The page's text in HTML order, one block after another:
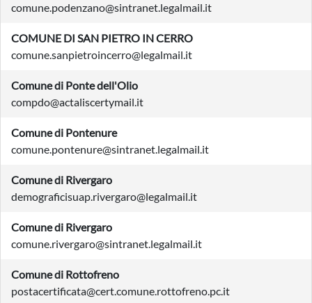
comune.podenzano@sintranet.legalmail.it
COMUNE DI SAN PIETRO IN CERRO
comune.sanpietroincerro@legalmail.it
Comune di Ponte dell'Olio
compdo@actaliscertymail.it
Comune di Pontenure
comune.pontenure@sintranet.legalmail.it
Comune di Rivergaro
demograficisuap.rivergaro@legalmail.it
Comune di Rivergaro
comune.rivergaro@sintranet.legalmail.it
Comune di Rottofreno
postacertificata@cert.comune.rottofreno.pc.it